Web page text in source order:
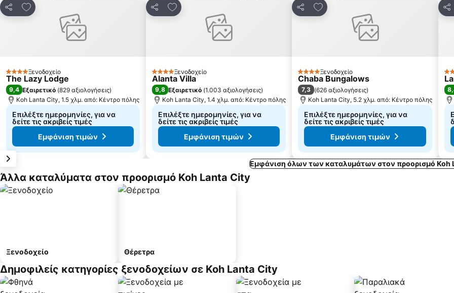
Κοινοποίηση
Προσθήκη στα αγαπημένα
4 ΑστέριαΞενοδοχείο
The Lazy Lodge
9,4 Εξαιρετικό (829 αξιολογήσεις)
Koh Lanta City, 1.5 χλμ. από: Κέντρο πόλης
Επιλέξτε ημερομηνίες, για να
δείτε τις ακριβείς τιμές
Εμφάνιση τιμών
Κοινοποίηση
Προσθήκη στα αγαπημένα
4 ΑστέριαΞενοδοχείο
Alanta Villa
9,8 Εξαιρετικό (1.003 αξιολογήσεις)
Koh Lanta City, 1.4 χλμ. από: Κέντρο πόλης
Επιλέξτε ημερομηνίες, για να
δείτε τις ακριβείς τιμές
Εμφάνιση τιμών
Κοινοποίηση
Προσθήκη στα αγαπημένα
4 ΑστέριαΞενοδοχείο
Chaba Bungalows
7,3 (626 αξιολογήσεις)
Koh Lanta City, 5.2 χλμ. από: Κέντρο πόλης
Επιλέξτε ημερομηνίες, για να
δείτε τις ακριβείς τιμές
Εμφάνιση τιμών
3
Εμφάνιση όλων των καταλυμάτων στον προορισμό Koh
Άλλα καταλύματα στον προορισμό Koh Lanta City
Ξενοδοχείο Θέρετρα
Δημοφιλείς κατηγορίες ξενοδοχείων σε Koh Lanta City